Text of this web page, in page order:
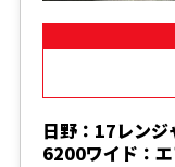
日野：17レンジ
6200ワイド：